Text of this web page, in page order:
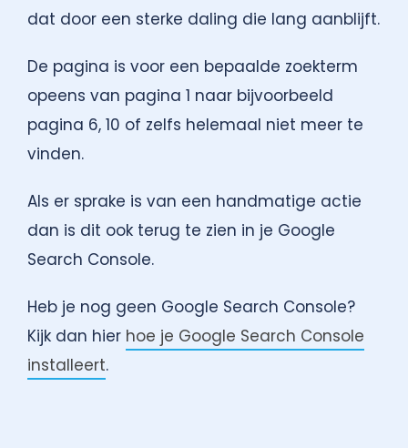
dat door een sterke daling die lang aanblijft.
De pagina is voor een bepaalde zoekterm
opeens van pagina 1 naar bijvoorbeeld
pagina 6, 10 of zelfs helemaal niet meer te
vinden.
Als er sprake is van een handmatige actie
dan is dit ook terug te zien in je Google
Search Console.
Heb je nog geen Google Search Console?
Kijk dan hier hoe je Google Search Console
installeert.